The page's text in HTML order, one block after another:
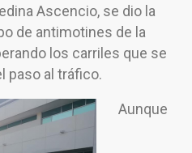
Ascencio, se dio la
de antimotines de la
los carriles que se
paso al tráfico.
Aunque